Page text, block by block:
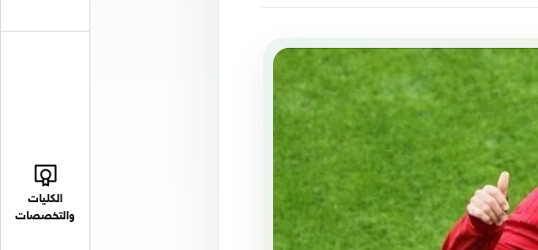
الكليات
والتخصصات